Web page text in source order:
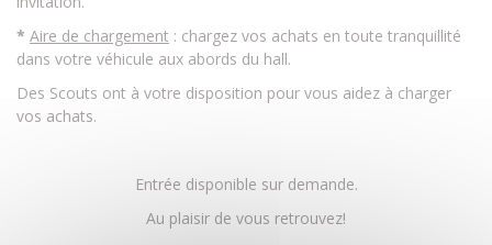
* Aire de chargement : chargez vos achats en toute tranquillité
dans votre véhicule aux abords du hall.
Des Scouts ont à votre disposition pour vous aidez à charger
vos achats.
Entrée disponible sur demande.
Au plaisir de vous retrouvez!